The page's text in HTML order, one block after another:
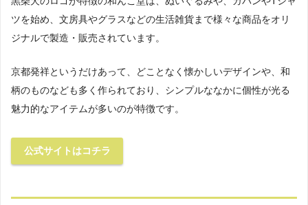
ツを始め、文房具やグラスなどの生活雑貨まで様々な商品をオリ
ジナルで製造・販売されています。
京都発祥というだけあって、どことなく懐かしいデザインや、和
柄のものなども多く作られており、シンプルななかに個性が光る
魅力的なアイテムが多いのが特徴です。
公式サイトはコチラ